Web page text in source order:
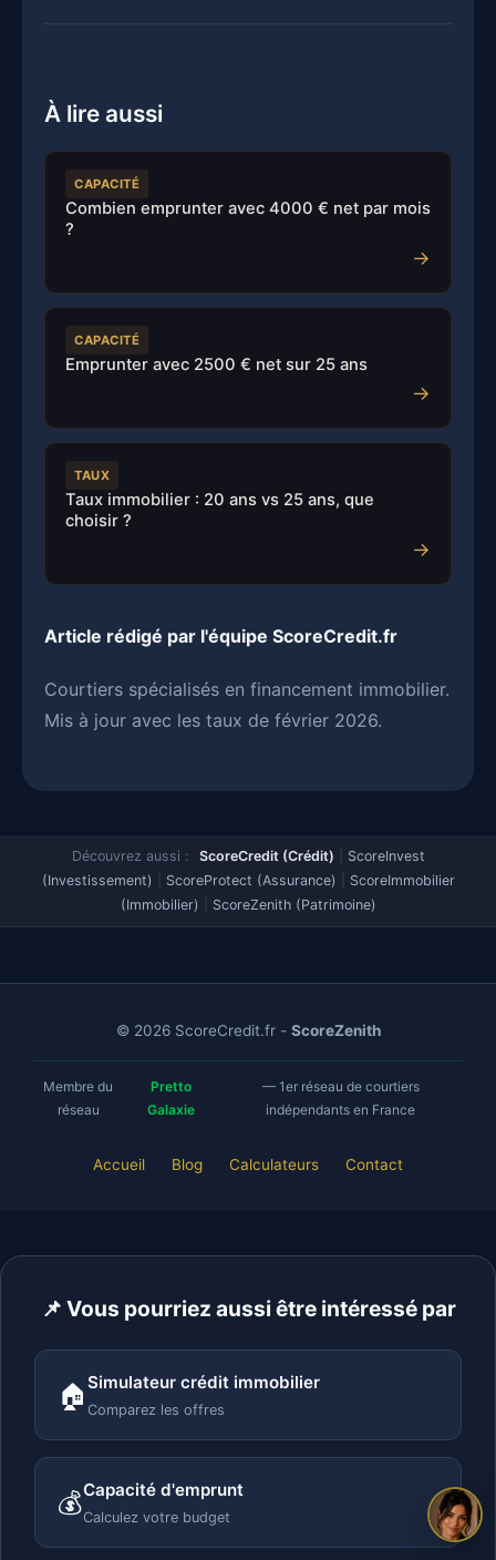
À lire aussi
CAPACITÉ
Combien emprunter avec 4000 € net par mois
?
→
CAPACITÉ
Emprunter avec 2500 € net sur 25 ans
→
TAUX
Taux immobilier : 20 ans vs 25 ans, que
choisir ?
→
Article rédigé par l'équipe ScoreCredit.fr
Courtiers spécialisés en financement immobilier.
Mis à jour avec les taux de février 2026.
Découvrez aussi : ScoreCredit (Crédit)
ScoreInvest
(Investissement)
ScoreProtect (Assurance)
ScoreImmobilier
(Immobilier)
ScoreZenith (Patrimoine)
© 2026 ScoreCredit.fr - ScoreZenith
Membre du
réseau
Pretto
Galaxie
— 1er réseau de courtiers
indépendants en France
Accueil Blog Calculateurs Contact
📌 Vous pourriez aussi être intéressé par
🏠 Simulateur crédit immobilier
Comparez les offres
💰Capacité d'emprunt
Calculez votre budget